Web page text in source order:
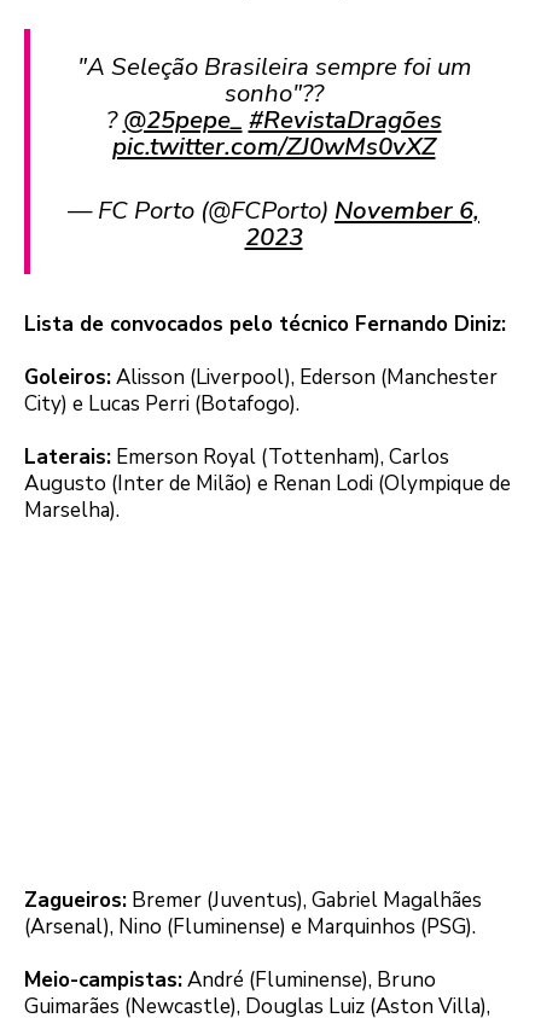
"A Seleção Brasileira sempre foi um
sonho"??
?@25pepe_ #RevistaDragões
pic.twitter.com/ZJ0wMs0vXZ
— FC Porto (@FCPorto) November 6,
2023
Lista de convocados pelo técnico Fernando Diniz:
Goleiros:Alisson (Liverpool), Ederson (Manchester
City) e Lucas Perri (Botafogo).
Laterais: Emerson Royal (Tottenham), Carlos
Augusto (Inter de Milão) e Renan Lodi (Olympique de
Marselha).
Zagueiros: Bremer (Juventus), Gabriel Magalhães
(Arsenal), Nino (Fluminense) e Marquinhos (PSG).
Meio-campistas:André (Fluminense), Bruno
Guimarães (Newcastle), Douglas Luiz (Aston Villa),